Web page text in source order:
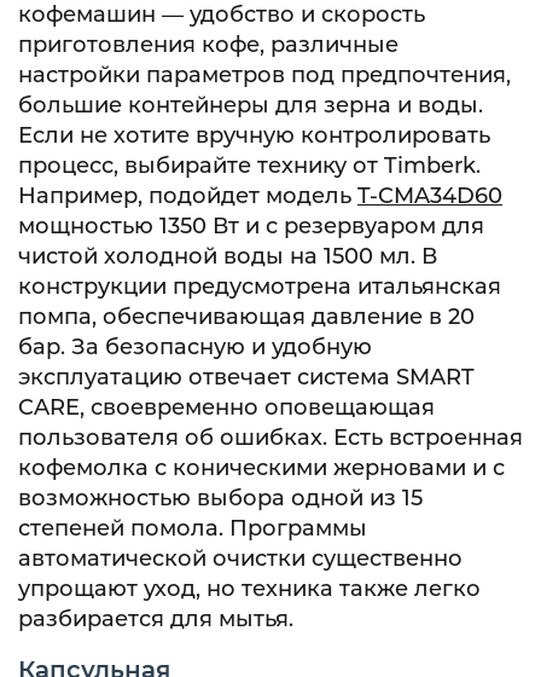
кофемашин — удобство и скорость
приготовления кофе, различные
настройки параметров под предпочтения,
большие контейнеры для зерна и воды.
Если не хотите вручную контролировать
процесс, выбирайте технику от Timberk.
Например, подойдет модель T-CMA34D60
мощностью 1350 Вт и с резервуаром для
чистой холодной воды на 1500 мл. В
конструкции предусмотрена итальянская
помпа, обеспечивающая давление в 20
бар. За безопасную и удобную
эксплуатацию отвечает система SMART
CARE, своевременно оповещающая
пользователя об ошибках. Есть встроенная
кофемолка с коническими жерновами и с
возможностью выбора одной из 15
степеней помола. Программы
автоматической очистки существенно
упрощают уход, но техника также легко
разбирается для мытья.
Капсульная